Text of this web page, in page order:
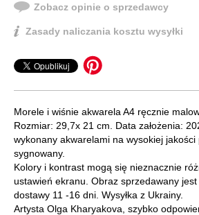
Zobacz opinie o sprzedawcy
Zasady naliczania kosztu wysyłki
Morele i wiśnie akwarela A4 ręcznie
Rozmiar: 29,7x 21 cm. Data założenia:
wykonany akwarelami na wysokiej jakości
sygnowany.
Kolory i kontrast mogą się nieznacznie
ustawień ekranu. Obraz sprzedawany
dostawy 11 -16 dni. Wysyłka z Ukrainy.
Artysta Olga Kharyakova, szybko